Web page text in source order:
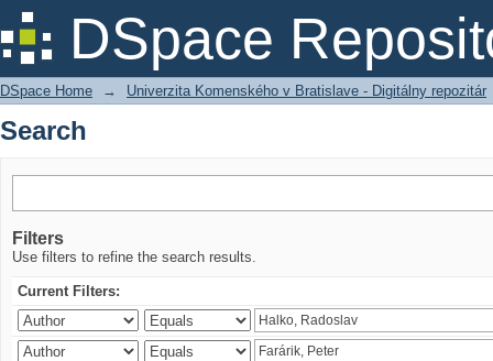
DSpace
Search
DSpace Home → Univerzita Komenského v Bratislave - Digitálny repozitár
Search
Filters
Use filters to refine the search results.
Current Filters: